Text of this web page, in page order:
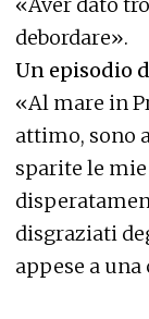
debordare».
Un episodio
«Al mare in
attimo, sono
sparite le mie
disgraziati
appese a